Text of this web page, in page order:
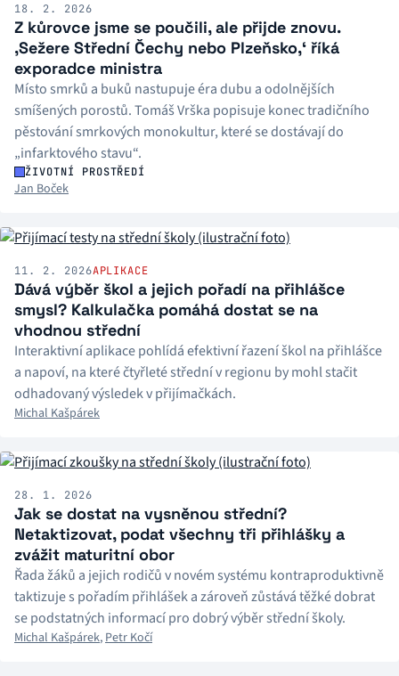
18. 2. 2026
Z kůrovce jsme se poučili, ale přijde znovu.
‚Sežere Střední Čechy nebo Plzeňsko,‘ říká
exporadce ministra
Místo smrků a buků nastupuje éra dubu a odolnějších
smíšených porostů. Tomáš Vrška popisuje konec tradičního
pěstování smrkových monokultur, které se dostávají do
„infarktového stavu“.
ŽIVOTNÍ PROSTŘEDÍ
Jan Boček
11. 2. 2026APLIKACE
Dává výběr škol a jejich pořadí na přihlášce
smysl? Kalkulačka pomáhá dostat se na
vhodnou střední
Interaktivní aplikace pohlídá efektivní řazení škol na přihlášce
a napoví, na které čtyřleté střední v regionu by mohl stačit
odhadovaný výsledek v přijímačkách.
Michal Kašpárek
28. 1. 2026
Jak se dostat na vysněnou střední?
Netaktizovat, podat všechny tři přihlášky a
zvážit maturitní obor
Řada žáků a jejich rodičů v novém systému kontraproduktivně
taktizuje s pořadím přihlášek a zároveň zůstává těžké dobrat
se podstatných informací pro dobrý výběr střední školy.
Michal Kašpárek, Petr Kočí